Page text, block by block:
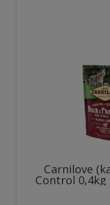
Carnilove
Control